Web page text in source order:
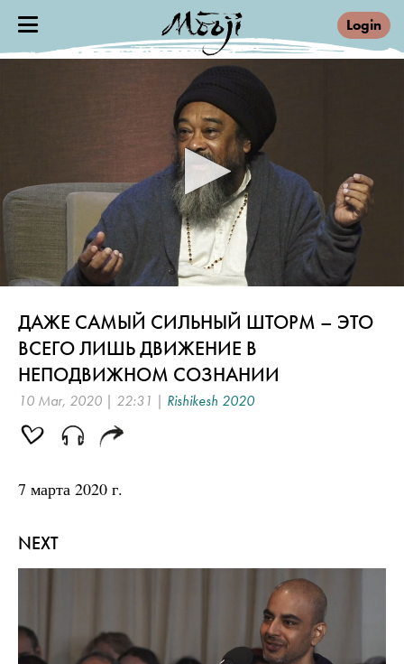
Login
minutes,
seconds
NEXT
ДАЖЕ САМЫЙ СИЛЬНЫЙ ШТОРМ – ЭТО
ВСЕГО ЛИШЬ ДВИЖЕНИЕ В
НЕПОДВИЖНОМ СОЗНАНИИ
10 Mar, 2020 | 22:31 | Rishikesh 2020
7 марта 2020 г.